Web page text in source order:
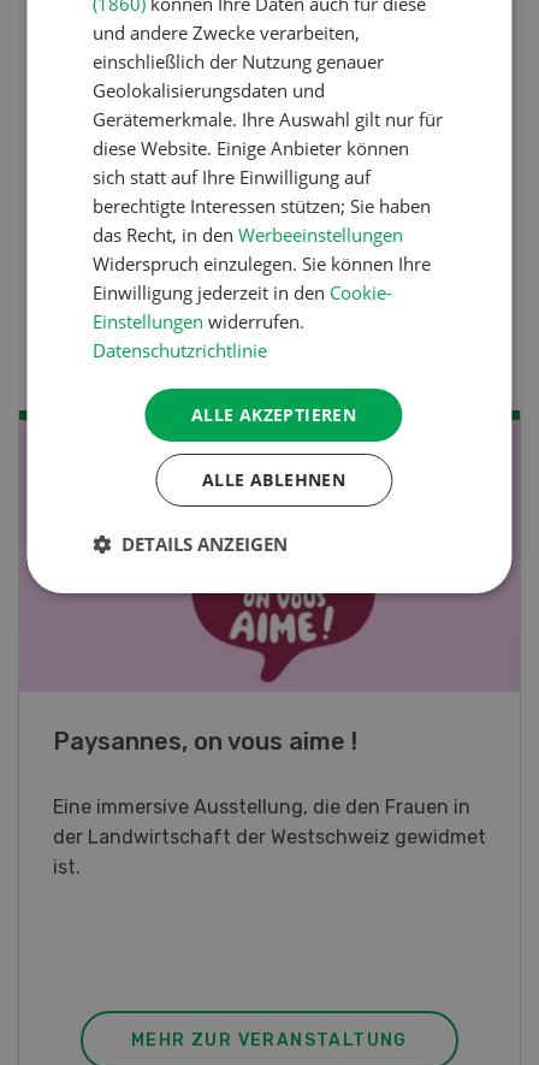
Erst das Ziel, dann die
Zwischenfrucht
Betriebsführung
Kein Dauergarten ohne
Bewilligung
Pflanzenbau
Raufutter aus dem Sack
JAN
28
Fachkurs Aquakultur
Sind Sie in der Fischzucht tätig oder
interessieren Sie sich für das Thema? In
diesem Fall ist unser FBA-Weiterbildungskurs
MEHR ZUR VERANSTALTUNG
und andere Zwecke verarbeiten,
einschließlich der Nutzung genauer
Geolokalisierungsdaten und
Gerätemerkmale. Ihre Auswahl gilt nur für
diese Website. Einige Anbieter können
sich statt auf Ihre Einwilligung auf
berechtigte Interessen stützen; Sie haben
das Recht, in denWerbeeinstellungen
Widerspruch einzulegen. Sie können Ihre
Einwilligung jederzeit in den Cookie-
Einstellungen widerrufen.
Datenschutzrichtlinie
ALLE AKZEPTIEREN
ALLE ABLEHNEN
DETAILS ANZEIGEN